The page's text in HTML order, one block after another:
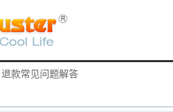
退款常见问题解答